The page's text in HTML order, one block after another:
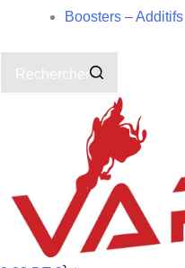
Boosters – Additifs
Rechercher